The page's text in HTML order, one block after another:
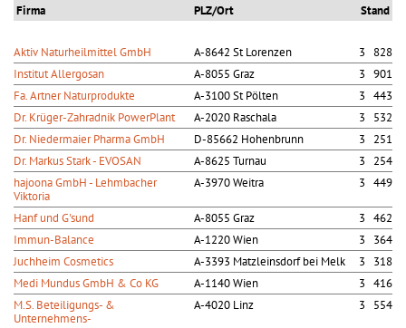
Firma PLZ/Ort Stand
Aktiv Naturheilmittel GmbH A-8642 St Lorenzen
3 828
Institut Allergosan
A-8055 Graz
3 901
Fa. Artner Naturprodukte
A-3100 St Pölten
3 443
Dr. Krüger-Zahradnik PowerPlant
A-2020 Raschala
3 532
Dr. Niedermaier Pharma GmbH
D-85662 Hohenbrunn
3 251
Dr. Markus Stark - EVOSAN
A-8625 Turnau
3 254
hajoona GmbH - Lehmbacher
Viktoria
A-3970 Weitra 3 449
Hanf und G'sund A-8055 Graz
3 462
Immun-Balance
A-1220 Wien
3 364
Juchheim Cosmetics
A-3393 Matzleinsdorf bei Melk
3 318
Medi Mundus GmbH & Co KG
A-1140 Wien
3 416
M.S. Beteiligungs- &
Unternehmens-
A-4020 Linz 3 554